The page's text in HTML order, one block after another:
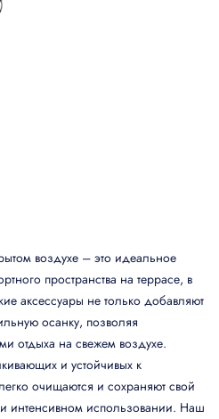
воздухе – это идеальное
пространства на террасе, в
аксессуары не только добавляют
осанку, позволяя
отдыха на свежем воздухе.
и устойчивых к
очищаются и сохраняют свой
интенсивном использовании. Наш